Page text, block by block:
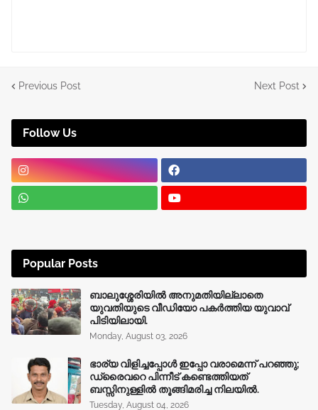
Previous Post Next Post
Follow Us
Popular Posts
ബാലുശ്ശേരിയിൽ അനുമതിയില്ലാതെ
യുവതിയുടെ വീഡിയോ പകർത്തിയ യുവാവ്
പിടിയിലായി.
Monday, August 03, 2026
ഭാര്യ വിളിച്ചപ്പോള്‍ ഇപ്പോ വരാമെന്ന് പറഞ്ഞു;
ഡ്രൈവറെ പിന്നീട് കണ്ടെത്തിയത്
ബസ്സിനുള്ളില്‍ തൂങ്ങിമരിച്ച നിലയിൽ.
Tuesday, August 04, 2026